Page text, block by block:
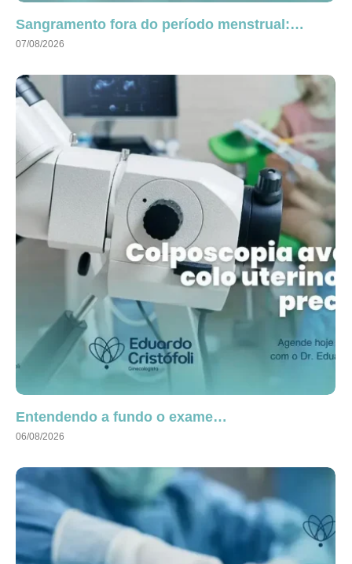
Sangramento fora do período menstrual:…
07/08/2026
Entendendo a fundo o exame…
06/08/2026